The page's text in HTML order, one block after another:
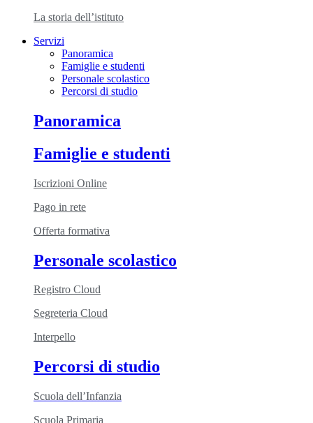
La storia dell’istituto
Servizi
Panoramica
Famiglie e studenti
Personale scolastico
Percorsi di studio
Panoramica
Famiglie e studenti
Iscrizioni Online
Pago in rete
Offerta formativa
Personale scolastico
Registro Cloud
Segreteria Cloud
Interpello
Percorsi di studio
Scuola dell’Infanzia
Scuola Primaria